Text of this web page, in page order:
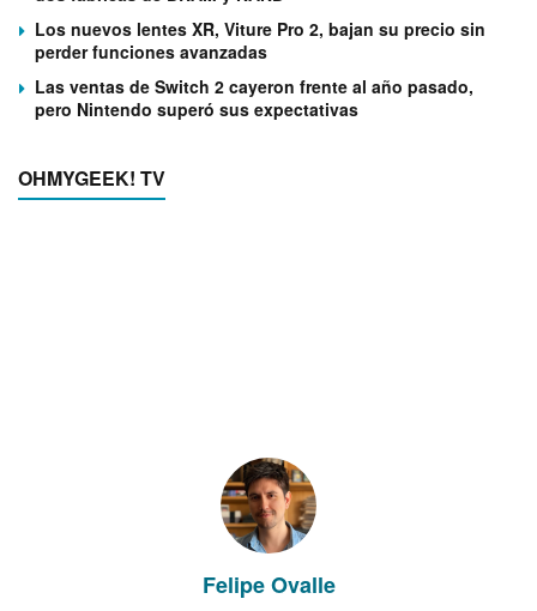
Los nuevos lentes XR, Viture Pro 2, bajan su precio sin
perder funciones avanzadas
Las ventas de Switch 2 cayeron frente al año pasado,
pero Nintendo superó sus expectativas
OHMYGEEK! TV
Felipe Ovalle